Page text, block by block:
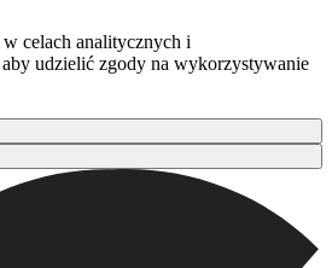
celach analitycznych i
udzielić zgody na wykorzystywanie